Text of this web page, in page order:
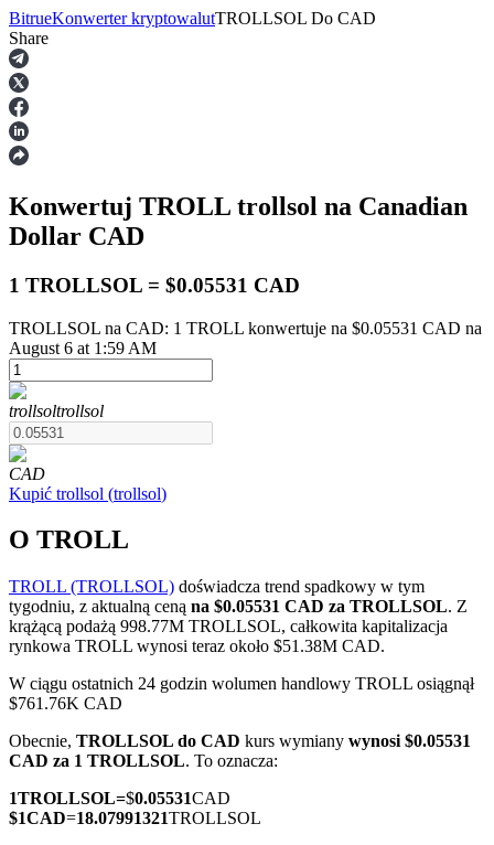
Kontrakty terminowe
Kontrakty terminowe na USDT
Kontrakty terminowe COIN-M
Kontrakty terminowe na kryptowaluty
TradFi
Instrumenty pochodne na akcje, forex, metale szlachetne i
towary
BitrueKonwerter kryptowalutTROLLSOL Do CAD
Share
Konwertuj TROLL trollsol na Canadian
Dollar CAD
1 TROLLSOL = $0.05531 CAD
TROLLSOL na CAD: 1 TROLL konwertuje na $0.05531 CAD na
August 6 at 1:59 AM
trollsoltrollsol
CAD
Kupić trollsol (trollsol)
O TROLL
TROLL (TROLLSOL) doświadcza trend spadkowy w tym
tygodniu, z aktualną ceną na $0.05531 CAD za TROLLSOL. Z
krążącą podażą 998.77M TROLLSOL, całkowita kapitalizacja
rynkowa TROLL wynosi teraz około $51.38M CAD.
W ciągu ostatnich 24 godzin wolumen handlowy TROLL osiągnął
$761.76K CAD
Obecnie, TROLLSOL do CAD kurs wymiany wynosi $0.05531
CAD za 1 TROLLSOL. To oznacza:
1TROLLSOL=$0.05531CAD
$1CAD=18.07991321TROLLSOL